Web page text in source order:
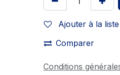
Ajouter à la
Comparer
Conditions